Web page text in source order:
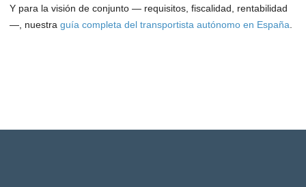
Y para la visión de conjunto — requisitos, fiscalidad, rentabilidad
—, nuestraguía completa del transportista autónomo en España